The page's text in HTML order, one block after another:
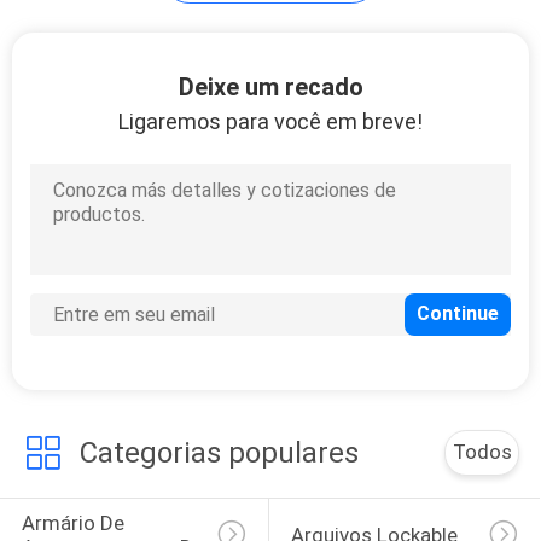
POLICY
Armazém de
gavetas metálicas
inteligente
48
Deixe um recado
Ligaremos para você em breve!
Categorias populares Todos
Armário De
Arquivos Lockable